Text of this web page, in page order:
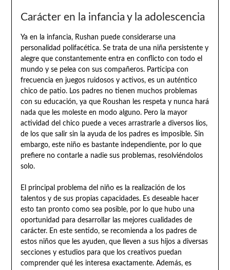
Carácter en la infancia y la adolescencia
Ya en la infancia, Rushan puede considerarse una
personalidad polifacética. Se trata de una niña persistente y
alegre que constantemente entra en conflicto con todo el
mundo y se pelea con sus compañeros. Participa con
frecuencia en juegos ruidosos y activos, es un auténtico
chico de patio. Los padres no tienen muchos problemas
con su educación, ya que Roushan les respeta y nunca hará
nada que les moleste en modo alguno. Pero la mayor
actividad del chico puede a veces arrastrarle a diversos líos,
de los que salir sin la ayuda de los padres es imposible. Sin
embargo, este niño es bastante independiente, por lo que
prefiere no contarle a nadie sus problemas, resolviéndolos
solo.
El principal problema del niño es la realización de los
talentos y de sus propias capacidades. Es deseable hacer
esto tan pronto como sea posible, por lo que hubo una
oportunidad para desarrollar las mejores cualidades de
carácter. En este sentido, se recomienda a los padres de
estos niños que les ayuden, que lleven a sus hijos a diversas
secciones y estudios para que los creativos puedan
comprender qué les interesa exactamente. Además, es